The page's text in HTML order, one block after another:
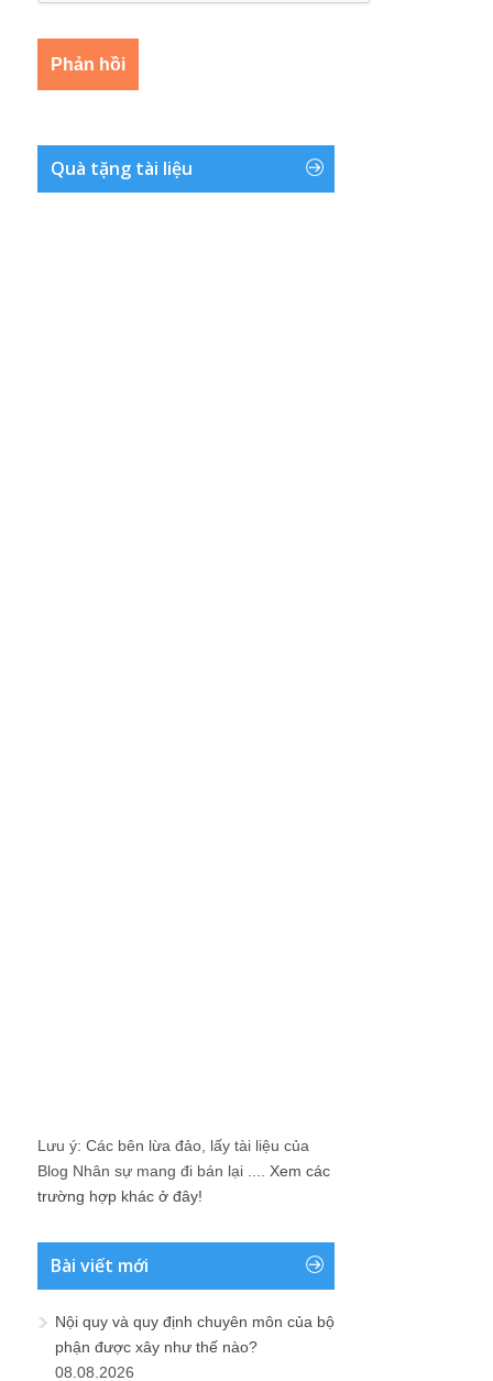
Quà tặng tài liệu
Lưu ý: Các bên lừa đảo, lấy tài liệu của
Blog Nhân sự mang đi bán lại .... Xem các
trường hợp khác ở đây!
Bài viết mới
Nội quy và quy định chuyên môn của bộ
phận được xây như thế nào?
08.08.2026